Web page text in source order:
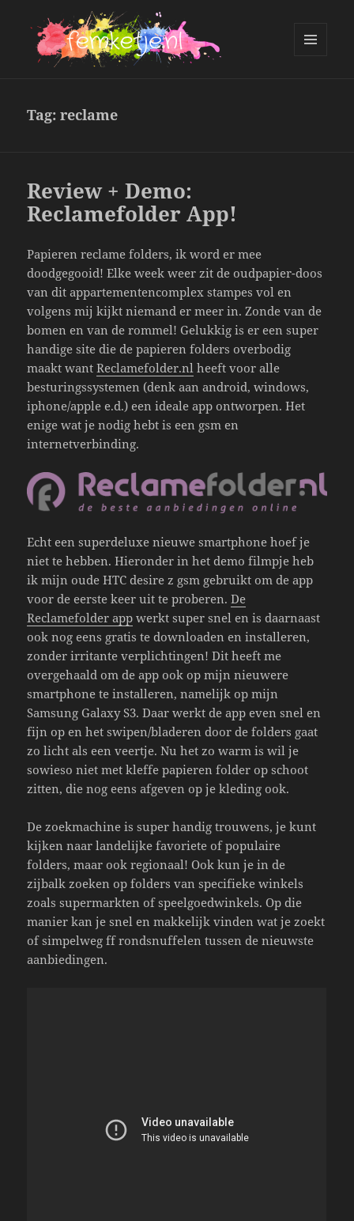
Tag:reclame
Review + Demo:
Reclamefolder App!
Papieren reclame folders, ik word er mee
doodgegooid! Elke week weer zit de oudpapier-doos
van dit appartementencomplex stampes vol en
volgens mij kijkt niemand er meer in. Zonde van de
bomen en van de rommel! Gelukkig is er een super
handige site die de papieren folders overbodig
maakt wantReclamefolder.nl heeft voor alle
besturingssystemen (denk aan android, windows,
iphone/apple e.d.) een ideale app ontworpen. Het
enige wat je nodig hebt is een gsm en
internetverbinding.
Echt een superdeluxe nieuwe smartphone hoef je
niet te hebben. Hieronder in het demo filmpje heb
ik mijn oude HTC desire z gsm gebruikt om de app
voor de eerste keer uit te proberen.De
Reclamefolder app werkt super snel en is daarnaast
ook nog eens gratis te downloaden en installeren,
zonder irritante verplichtingen! Dit heeft me
overgehaald om de app ook op mijn nieuwere
smartphone te installeren, namelijk op mijn
Samsung Galaxy S3. Daar werkt de app even snel en
fijn op en het swipen/bladeren door de folders gaat
zo licht als een veertje. Nu het zo warm is wil je
sowieso niet met kleffe papieren folder op schoot
zitten, die nog eens afgeven op je kleding ook.
De zoekmachine is super handig trouwens, je kunt
kijken naar landelijke favoriete of populaire
folders, maar ook regionaal! Ook kun je in de
zijbalk zoeken op folders van specifieke winkels
zoals supermarkten of speelgoedwinkels. Op die
manier kan je snel en makkelijk vinden wat je zoekt
of simpelweg ff rondsnuffelen tussen de nieuwste
aanbiedingen.